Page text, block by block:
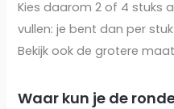
Kies daarom 2 of 4 stuks
vullen: je bent dan per
Bekijk ook de grotere
Waar kun je de